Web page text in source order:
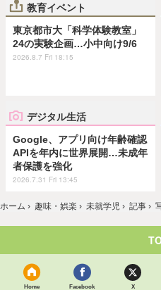
教育イベント
東京都市大「科学体験教室」
24の実験企画…小中向け9/6
2026.8.7 Fri 18:15
デジタル生活
Google、アプリ向け年齢確認
APIを年内に世界展開…未成年
者保護を強化
2026.7.31 Fri 13:45
ホーム › 趣味・娯楽 › 未就学児 › 記事 ›
Home Facebook X